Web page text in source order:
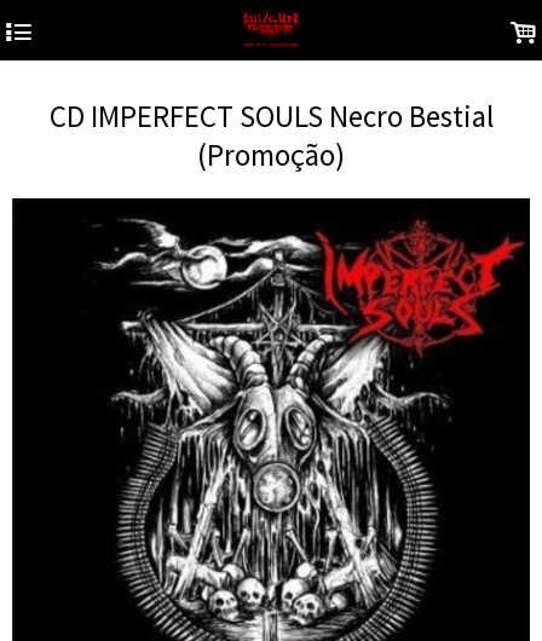
4 .
CD IMPERFECT SOULS Necro Bestial
(Promoção)